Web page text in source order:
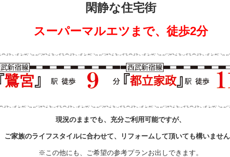
閑静な住宅街
スーパーマルエツまで、徒歩2分
現況のままでも、充分ご利用可能ですが、
ご家族のライフスタイルに合わせて、リフォームして頂いても構いません
※この他にも、ご希望の参考プランお出しできます。